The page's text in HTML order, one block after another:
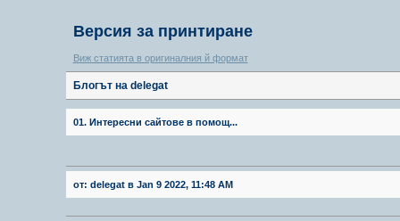
Версия за принтиране
Виж статията в оригиналния й формат
Блогът на delegat
01. Интересни сайтове в помощ...
от: delegat в Jan 9 2022, 11:48 AM